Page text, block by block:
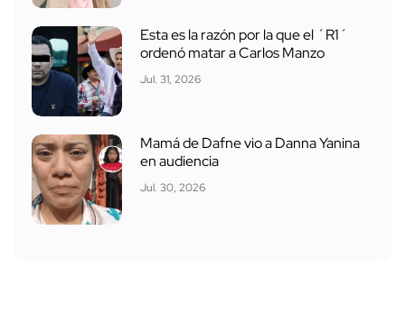
Esta es la razón por la que el ´R1´
ordenó matar a Carlos Manzo
Jul. 31, 2026
Mamá de Dafne vio a Danna Yanina
en audiencia
Jul. 30, 2026